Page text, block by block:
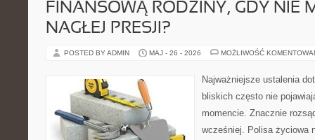
FINANSOWĄ RODZINY, GDY NIE
NAGŁEJ PRESJI?
POSTED BY ADMIN MAJ - 26 - 2026 MOŻLIWOŚĆ
Najważniejsze ustalenia
bliskich często nie
momencie. Znacznie
wcześniej. Polisa życiowa